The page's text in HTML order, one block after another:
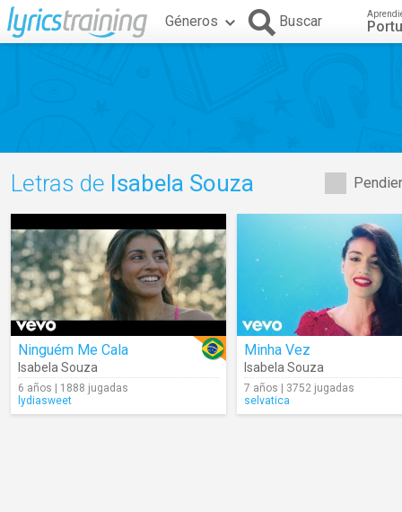
Géneros Buscar
Letras de Isabela Souza
Ninguém Me Cala
Isabela Souza
6 años | 1888 jugadas
lydiasweet
Minha Vez
Isabela Souza
7 años | 3752 jugadas
selvatica